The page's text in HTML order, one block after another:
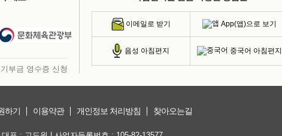
기부금 영수증 신청
이메일로 받기 App(앱)으로 보기
음성 아침편지 중국어 아침편지
하기 이용약관 개인정보 처리방침 찾아오는길